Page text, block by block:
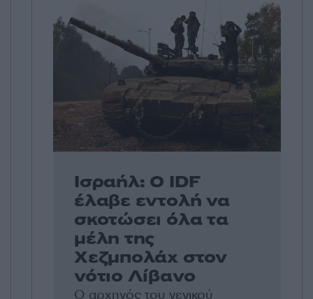
Ισραήλ: Ο IDF
έλαβε εντολή να
σκοτώσει όλα τα
μέλη της
Χεζμπολάχ στον
νότιο Λίβανο
Ο αρχηγός του γενικού